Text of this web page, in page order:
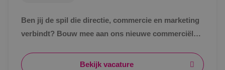
Ben jij de spil die directie, commercie en marketing
verbindt? Bouw mee aan ons nieuwe commerciële
BINK.&nbsp;
Bekijk vacature